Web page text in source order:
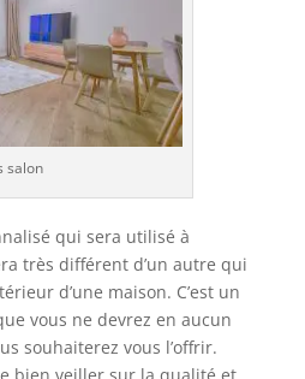
salon
qui sera utilisé à
très différent d’un autre qui
d’une maison. C’est un
vous ne devrez en aucun
souhaiterez vous l’offrir.